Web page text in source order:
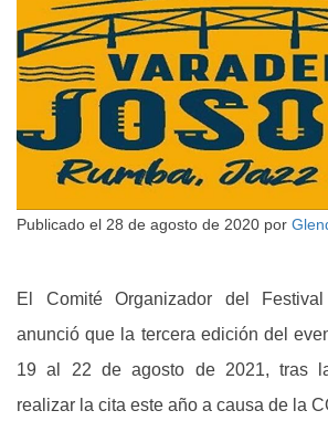
Publicado el 28 de agosto de 2020 por
El Comité Organizador del
anunció que la tercera edición del
19 al 22 de agosto de 2021, tras
realizar la cita este año a causa de la